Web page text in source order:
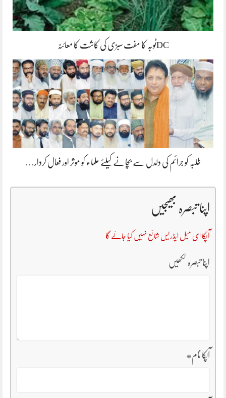
DCٹوبہ کا مفت سبزی کی کاشت کا معائنہ
طلبہ کو جرائم کی دلدل سے بچانے کیلئے علماء کو موثر اور فعال کردار…
اپنا تبصرہ بھیجیں
آپکا ای میل ایڈریس شائع نہیں کیا جائے گا
اپنا تبصرہ لکھیں
آپکا نام*